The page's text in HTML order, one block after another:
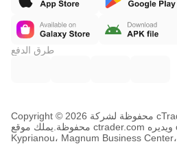
طرق الدفع
Copyright © محفوظة لشركة 2026 cTrader Ltd. جميع الحقوق
محفوظة. يملك موقع ctrader.com ويديره cTrader Ltd، 78 Spyrou
Kyprianou، Magnum Business Center، الطابق الثالث، 3076